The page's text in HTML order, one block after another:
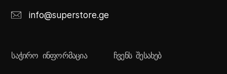
info@superstore.ge
ᲡᲐᲭᲘᲠᲝ ᲘᲜᲤᲝᲠᲛᲐᲪᲘᲐ ᲩᲕᲔᲜᲡ ᲨᲔᲡᲐᲮᲔᲑ